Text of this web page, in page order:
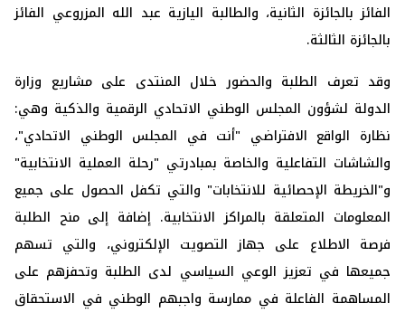
الفائز بالجائزة الثانية، والطالبة اليازية عبد الله المزروعي الفائز
بالجائزة الثالثة.
وقد تعرف الطلبة والحضور خلال المنتدى على مشاريع وزارة
الدولة لشؤون المجلس الوطني الاتحادي الرقمية والذكية وهي:
نظارة الواقع الافتراضي "أنت في المجلس الوطني الاتحادي"،
والشاشات التفاعلية والخاصة بمبادرتي "رحلة العملية الانتخابية"
و"الخريطة الإحصائية للانتخابات" والتي تكفل الحصول على جميع
المعلومات المتعلقة بالمراكز الانتخابية. إضافة إلى منح الطلبة
فرصة الاطلاع على جهاز التصويت الإلكتروني، والتي تسهم
جميعها في تعزيز الوعي السياسي لدى الطلبة وتحفزهم على
المساهمة الفاعلة في ممارسة واجبهم الوطني في الاستحقاق